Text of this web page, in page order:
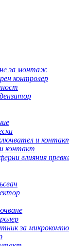
за монтаж
контролер
и
контакт
влияния
за